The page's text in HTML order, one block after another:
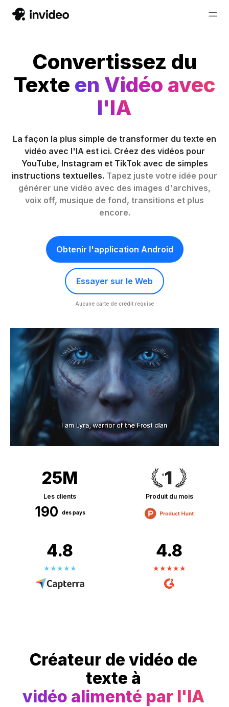
Convertissez du
Texte en Vidéo avec
l'IA
La façon la plus simple de transformer du texte en
vidéo avec l'IA est ici. Créez des vidéos pour
YouTube, Instagram et TikTok avec de simples
instructions textuelles. Tapez juste votre idée pour
générer une vidéo avec des images d'archives,
voix off, musique de fond, transitions et plus
encore.
Obtenir l'application Android
Essayer sur le Web
Aucune carte de crédit requise
25M
Les clients
190 des pays
Produit du mois
4.8 4.8
Créateur de vidéo de
texte à
vidéo alimenté par l'IA